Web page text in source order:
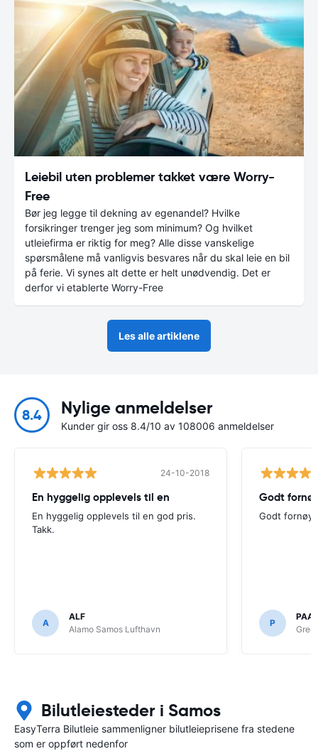
Leiebil uten problemer takket være Worry-
Free
Bør jeg legge til dekning av egenandel? Hvilke
forsikringer trenger jeg som minimum? Og hvilket
utleiefirma er riktig for meg? Alle disse vanskelige
spørsmålene må vanligvis besvares når du skal leie en bil
på ferie. Vi synes alt dette er helt unødvendig. Det er
derfor vi etablerte Worry-Free
Les alle artiklene
8.4 Nylige anmeldelser
Kunder gir oss 8.4/10 av 108006 anmeldelser
24-10-2018
En hyggelig opplevels til en
En hyggelig opplevels til en god pris.
Takk.
A
ALF
Alamo Samos Lufthavn
Godt
Godt fornøyd
P
PAAL
Bilutleiesteder i Samos
EasyTerra Bilutleie sammenligner bilutleieprisene fra stedene
som er oppført nedenfor